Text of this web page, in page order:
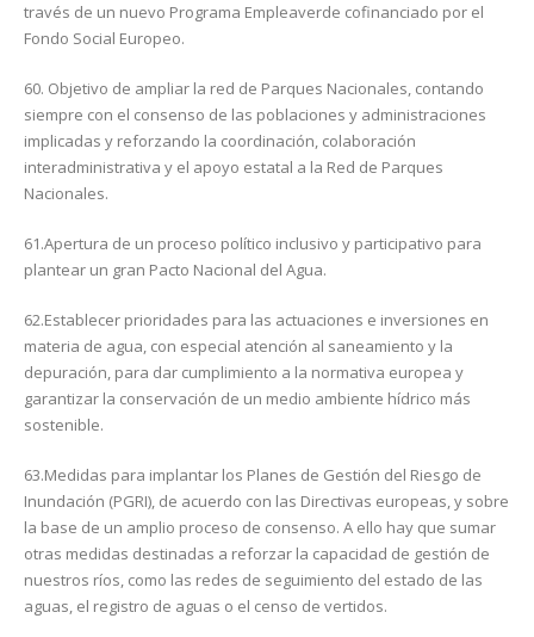
través de un nuevo Programa Empleaverde cofinanciado por el
Fondo Social Europeo.
60. Objetivo de ampliar la red de Parques Nacionales, contando
siempre con el consenso de las poblaciones y administraciones
implicadas y reforzando la coordinación, colaboración
interadministrativa y el apoyo estatal a la Red de Parques
Nacionales.
61.Apertura de un proceso político inclusivo y participativo para
plantear un gran Pacto Nacional del Agua.
62.Establecer prioridades para las actuaciones e inversiones en
materia de agua, con especial atención al saneamiento y la
depuración, para dar cumplimiento a la normativa europea y
garantizar la conservación de un medio ambiente hídrico más
sostenible.
63.Medidas para implantar los Planes de Gestión del Riesgo de
Inundación (PGRI), de acuerdo con las Directivas europeas, y sobre
la base de un amplio proceso de consenso. A ello hay que sumar
otras medidas destinadas a reforzar la capacidad de gestión de
nuestros ríos, como las redes de seguimiento del estado de las
aguas, el registro de aguas o el censo de vertidos.